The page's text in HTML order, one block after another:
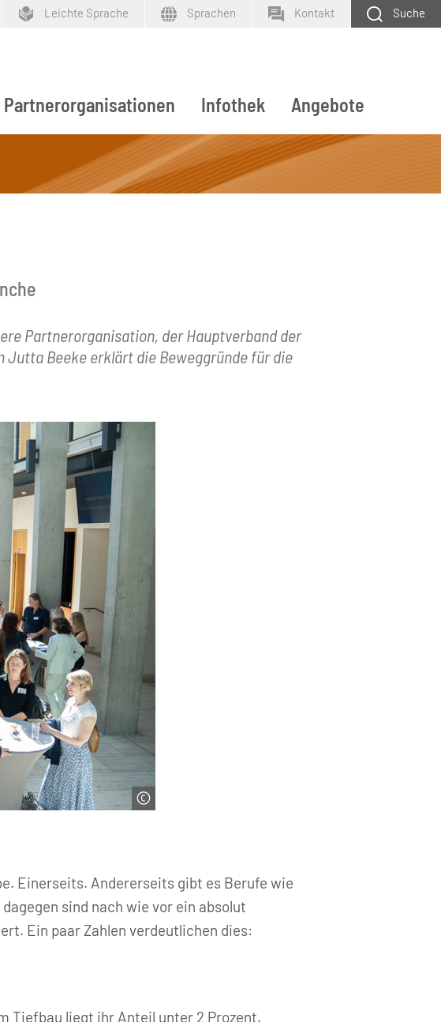
Leichte Sprache Sprachen Kontakt Suche
SUCHEN
Partnerorganisationen Infothek Angebote
Partnerorganisation, der Hauptverband der
Jutta Beeke erklärt die Beweggründe für die
Einerseits. Andererseits gibt es Berufe wie
sind nach wie vor ein absolut
Ein paar Zahlen verdeutlichen dies:
Tiefbau liegt ihr Anteil unter 2 Prozent.